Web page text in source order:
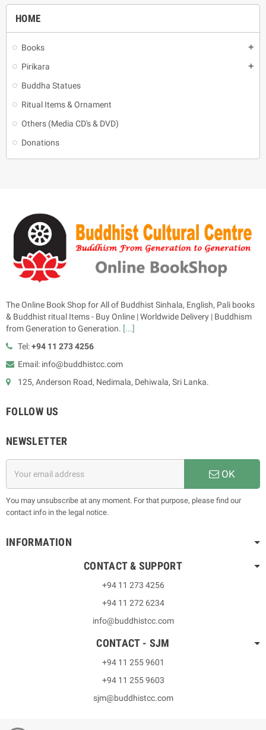
HOME
Books add
Pirikara add
Buddha Statues
Ritual Items & Ornament
Others (Media CD's & DVD)
Donations
The Online Book Shop for All of Buddhist Sinhala, English, Pali books
& Buddhist ritual Items - Buy Online | Worldwide Delivery | Buddhism
from Generation to Generation. [...]
Tel:+94 11 273 4256
Email: info@buddhistcc.com
125, Anderson Road, Nedimala, Dehiwala, Sri Lanka.
FOLLOW US
NEWSLETTER
OK
You may unsubscribe at any moment. For that purpose, please find our
contact info in the legal notice.
INFORMATION
CONTACT & SUPPORT
+94 11 273 4256
+94 11 272 6234
info@buddhistcc.com
CONTACT - SJM
+94 11 255 9601
+94 11 255 9603
sjm@buddhistcc.com